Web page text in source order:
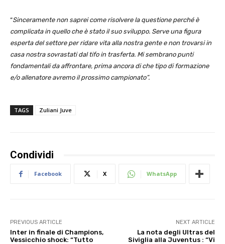
“Sinceramente non saprei come risolvere la questione perché è
complicata in quello che è stato il suo sviluppo. Serve una figura
esperta del settore per ridare vita alla nostra gente e non trovarsi in
casa nostra sovrastati dal tifo in trasferta. Mi sembrano punti
fondamentali da affrontare, prima ancora di che tipo di formazione
e/o allenatore avremo il prossimo campionato”.
TAGS Zuliani Juve
Condividi
Facebook X WhatsApp
PREVIOUS ARTICLE
Inter in finale di Champions,
Vessicchio shock: “Tutto
NEXT ARTICLE
La nota degli Ultras del
Siviglia alla Juventus : “Vi